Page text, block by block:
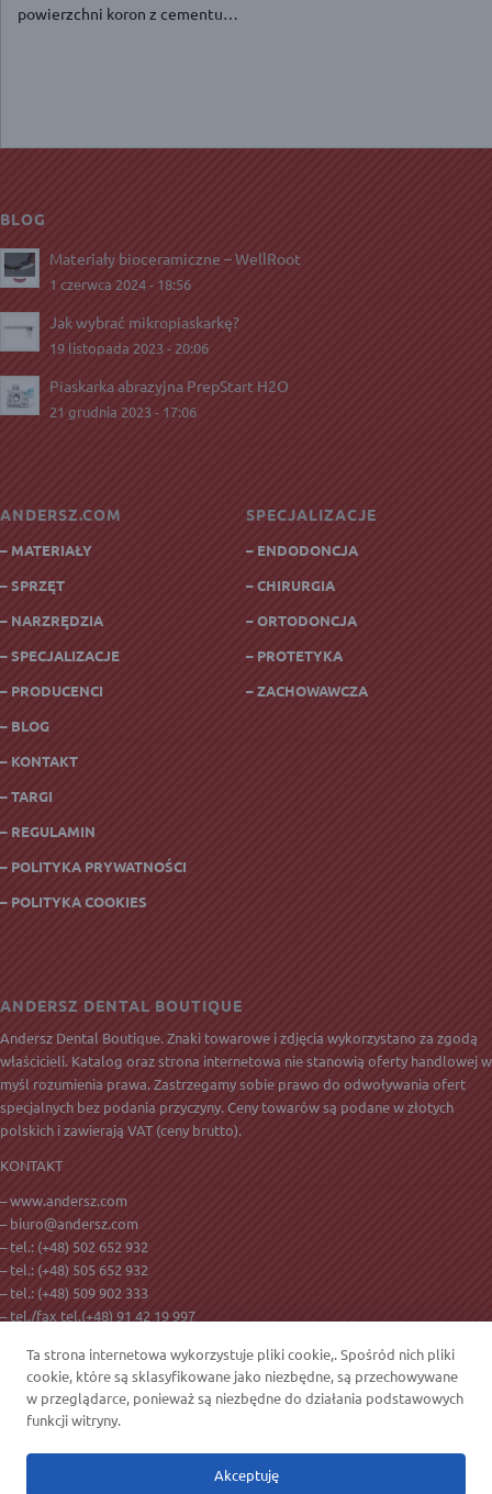
powierzchni koron z cementu…
BLOG
Materiały bioceramiczne – WellRoot
1 czerwca 2024 - 18:56
Jak wybrać mikropiaskarkę?
19 listopada 2023 - 20:06
Piaskarka abrazyjna PrepStart H2O
21 grudnia 2023 - 17:06
ANDERSZ.COM
– MATERIAŁY
– SPRZĘT
– NARZRĘDZIA
– SPECJALIZACJE
– PRODUCENCI
– BLOG
– KONTAKT
– TARGI
– REGULAMIN
– POLITYKA PRYWATNOŚCI
– POLITYKA COOKIES
SPECJALIZACJE
– ENDODONCJA
– CHIRURGIA
– ORTODONCJA
– PROTETYKA
– ZACHOWAWCZA
ANDERSZ DENTAL BOUTIQUE
Andersz Dental Boutique. Znaki towarowe i zdjęcia wykorzystano za zgodą
właścicieli. Katalog oraz strona internetowa nie stanowią oferty handlowej w
myśl rozumienia prawa. Zastrzegamy sobie prawo do odwoływania ofert
specjalnych bez podania przyczyny. Ceny towarów są podane w złotych
polskich i zawierają VAT(ceny brutto).
KONTAKT
– www.andersz.com
–biuro@andersz.com
– tel.: (+48) 502 652 932
– tel.: (+48) 505 652 932
– tel.: (+48) 509 902 333
– tel./fax tel.(+48) 91 42 19 997
– ul. Golisza 27
– 71-682 Szczecin
Ta strona internetowa wykorzystuje pliki cookie,. Spośród nich pliki
cookie, które są sklasyfikowane jako niezbędne, są przechowywane
w przeglądarce, ponieważ są niezbędne do działania podstawowych
funkcji witryny.
Akceptuję